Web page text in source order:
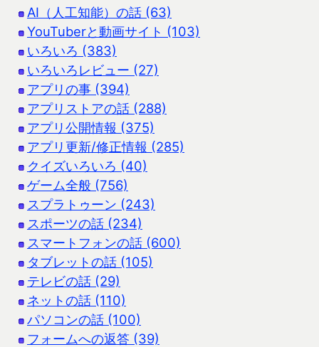
AI（人工知能）の話 (63)
YouTuberと動画サイト (103)
いろいろ (383)
いろいろレビュー (27)
アプリの事 (394)
アプリストアの話 (288)
アプリ公開情報 (375)
アプリ更新/修正情報 (285)
クイズいろいろ (40)
ゲーム全般 (756)
スプラトゥーン (243)
スポーツの話 (234)
スマートフォンの話 (600)
タブレットの話 (105)
テレビの話 (29)
ネットの話 (110)
パソコンの話 (100)
フォームへの返答 (39)